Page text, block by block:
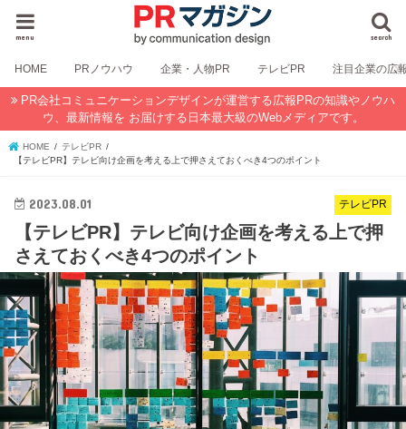
search
menu
HOME PRノウハウ 企業・人物PR テレビPR 注目企業の広
PR会社コミュニケーションデザインが運営する広報PRの知識やノウハ
ウ、最新情報を お届けする日本最大級のWebメディアです。
HOME
テレビPR
【テレビPR】テレビ向け企画を考える上で押さえておくべき4つのポイント
テレビPR
2023.08.01
【テレビPR】テレビ向け企画を考える上で押
さえておくべき4つのポイント